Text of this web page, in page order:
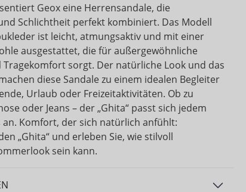
Geox eine Herrensandale, die
Schlichtheit perfekt kombiniert. Das Modell
ist leicht, atmungsaktiv und mit einer
ausgestattet, die für außergewöhnliche
sorgt. Der natürliche Look und das
diese Sandale zu einem idealen Begleiter
Urlaub oder Freizeitaktivitäten. Ob zu
oder Jeans – der „Ghita“ passt sich jedem
Komfort, der sich natürlich anfühlt:
„Ghita“ und erleben Sie, wie stilvoll
sein kann.